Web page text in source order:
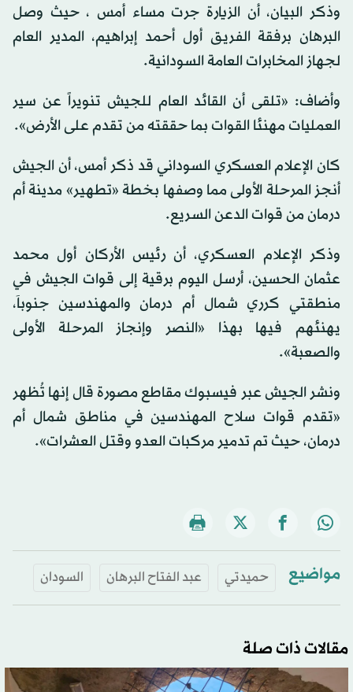
وذكر البيان، أن الزيارة جرت مساء أمس ، حيث وصل
البرهان برفقة الفريق أول أحمد إبراهيم، المدير العام
لجهاز المخابرات العامة السودانية.
وأضاف: «تلقى أن القائد العام للجيش تنويراً عن سير
العمليات مهنئا القوات بما حققته من تقدم على الأرض».
كان الإعلام العسكري السوداني قد ذكر أمس، أن الجيش
أنجز المرحلة الأولى مما وصفها بخطة «تطهير» مدينة أم
درمان من قوات الدعن السريع.
وذكر الإعلام العسكري، أن رئيس الأركان أول محمد
عثمان الحسين، أرسل اليوم برقية إلى قوات الجيش في
منطقتي كرري شمال أم درمان والمهندسين جنوباَ،
يهنئهم فيها بهذا «النصر وإنجاز المرحلة الأولى
والصعبة».
ونشر الجيش عبر فيسبوك مقاطع مصورة قال إنها تُظهر
«تقدم قوات سلاح المهندسين في مناطق شمال أم
درمان، حيث تم تدمير مركبات العدو وقتل العشرات».
مواضيع حميدتي عبد الفتاح البرهان السودان
مقالات ذات صلة